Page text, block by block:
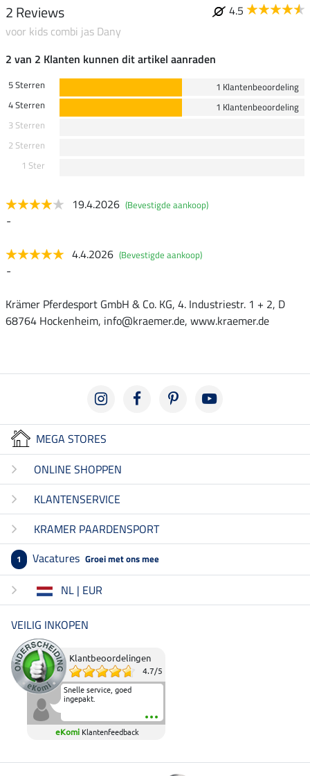
2 Reviews
4.5
voor kids combi jas Dany
2 van 2 Klanten kunnen dit artikel aanraden
5 Sterren
1 Klantenbeoordeling
4 Sterren
1 Klantenbeoordeling
3 Sterren
2 Sterren
1 Ster
19.4.2026 (Bevestigde aankoop)
-
4.4.2026 (Bevestigde aankoop)
-
Krämer Pferdesport GmbH & Co. KG, 4. Industriestr. 1 + 2, D
68764 Hockenheim, info@kraemer.de, www.kraemer.de
MEGA STORES
ONLINE SHOPPEN
KLANTENSERVICE
KRAMER PAARDENSPORT
1 Vacatures Groei met ons mee
NL | EUR
VEILIG INKOPEN
Klantbeoordelingen
4.7/5
Snelle service, goed
ingepakt.
eKomi Klantenfeedback